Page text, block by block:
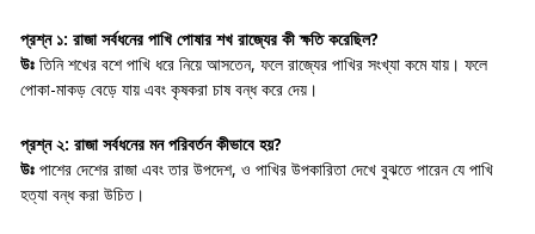
প্রশ্ন ১: রাজা সর্বধনের পাখি পোষার শখ রাজ্যের কী ক্ষতি করেছিল?
উঃ তিনি শখের বশে পাখি ধরে নিয়ে আসতেন, ফলে রাজ্যের পাখির সংখ্যা কমে যায়। ফলে
পোকা-মাকড় বেড়ে যায় এবং কৃষকরা চাষ বন্ধ করে দেয়।
প্রশ্ন ২: রাজা সর্বধনের মন পরিবর্তন কীভাবে হয়?
উঃ পাশের দেশের রাজা এবং তার উপদেশ, ও পাখির উপকারিতা দেখে বুঝতে পারেন যে পাখি
হত্যা বন্ধ করা উচিত।